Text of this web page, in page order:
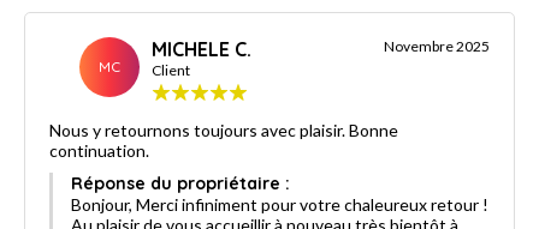
MC
MICHELE C.
Client
Novembre 2025
Nous y retournons toujours avec plaisir. Bonne
continuation.
Réponse du propriétaire :
Bonjour, Merci infiniment pour votre chaleureux retour !
Au plaisir de vous accueillir à nouveau très bientôt à